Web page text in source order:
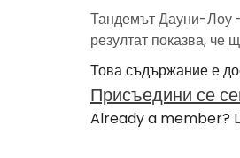
Тандемът Дауни-Лоу
резултат показва,
Това съдържание е
Присъедини се
Already a member?